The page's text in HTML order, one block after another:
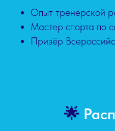
Опыт тренерской
Мастер спорта по
Призёр
🌟